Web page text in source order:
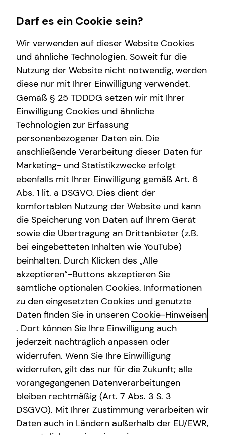
Karriere-Infos
Karrierechancen
Initiativbewerbung
Finanzberatung
Videoberatung
Spezialisten-Netzwerk
Private Krankenvorsorge
Immobilienfinanzierung
Betriebliche Altersvorsorge
Investment
Kapitalanlage Immobilien
Altersvorsorge
Gewerbliche Versicherungen
Arbeitskraftabsicherung
Kindervorsorge
Sach- und Vermögenssicherung
Expat
Service
Kundenportal
Schadenabwicklung
Wissenswertes
Interview
Über tecis
Über mich
Financial advice for expats
Living and working in a new country comes with great
opportunities – and unique financial challenges. Let’s turn
complexity into clarity.
tecis has been successfully advising expats across
Germany on financial planning for many years. Together
with you, I develop a tailored solution designed
specifically for your unique situation as an expat – from
your arrival in Germany and starting your career to long-
term life planning.
Reliable support in your language
Darf es ein Cookie sein?
Wir verwenden auf dieser Website Cookies
und ähnliche Technologien. Soweit für die
Nutzung der Website nicht notwendig, werden
diese nur mit Ihrer Einwilligung verwendet.
Gemäß § 25 TDDDG setzen wir mit Ihrer
Einwilligung Cookies und ähnliche
Technologien zur Erfassung
personenbezogener Daten ein. Die
anschließende Verarbeitung dieser Daten für
Marketing- und Statistikzwecke erfolgt
ebenfalls mit Ihrer Einwilligung gemäß Art. 6
Abs. 1 lit. a DSGVO. Dies dient der
komfortablen Nutzung der Website und kann
die Speicherung von Daten auf Ihrem Gerät
sowie die Übertragung an Drittanbieter (z.B.
bei eingebetteten Inhalten wie YouTube)
beinhalten. Durch Klicken des „Alle
akzeptieren“-Buttons akzeptieren Sie
sämtliche optionalen Cookies. Informationen
zu den eingesetzten Cookies und genutzte
Daten finden Sie in unseren Cookie-Hinweisen
. Dort können Sie Ihre Einwilligung auch
jederzeit nachträglich anpassen oder
widerrufen. Wenn Sie Ihre Einwilligung
widerrufen, gilt das nur für die Zukunft; alle
vorangegangenen Datenverarbeitungen
bleiben rechtmäßig (Art. 7 Abs. 3 S. 3
DSGVO). Mit Ihrer Zustimmung verarbeiten wir
Daten auch in Ländern außerhalb der EU/EWR,